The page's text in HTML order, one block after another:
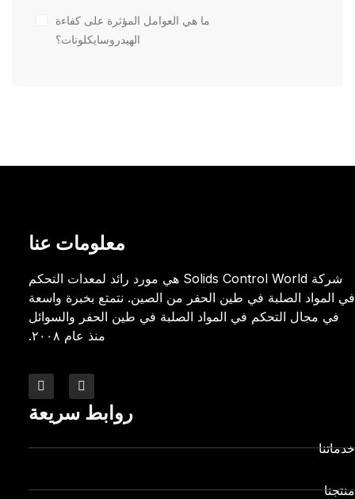
ما هي العوامل المؤثرة على كفاءة
الهيدروسايكلونات؟
معلومات عنا
شركة Solids Control World هي مورد رائد لمعدات التحكم
في المواد الصلبة في طين الحفر من الصين. نتمتع بخبرة واسعة
في مجال التحكم في المواد الصلبة في طين الحفر والسوائل
منذ عام ٢٠٠٨.
روابط سريعة
خدماتنا
منتجنا